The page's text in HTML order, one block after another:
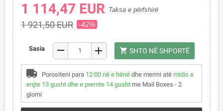
1 114,47 EUR Taksa e përfshirë
1 921,50 EUR -42%
Sasia remove add shopping_cart SHTO NË SHPORTË
Porositeni para 12:00 në e hënëdhe merrni atë midis e
enjte 13 gusht dhe e premte 14 gusht me Mail Boxes - 2
giorni